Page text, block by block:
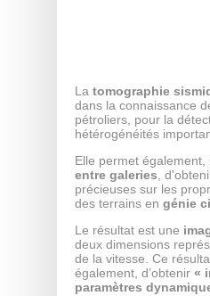
La tomographie
dans la connaissance
pétroliers, pour la
hétérogénéités
Elle permet également,
entre galeries,
précieuses sur les
des terrains en génie
Le résultat est une
deux dimensions
de la vitesse. Ce
également, d’obtenir «
paramètres